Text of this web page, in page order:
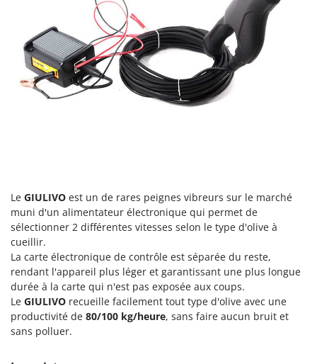
Peignes vibreurs et Secoueurs à olives
Pelles rétros pour tracteur
Perches Élagueuses
Pétrins à Spirale
Piscines
Pompes de transfert
Pompes immergées électriques
Postes à souder
Poussoirs à saucisse
Presses à pellets
Pressoirs à fruits
Fontana Forni
Forest Master
Francini
G3 Ferrari
Gierre
Ginko - MGM
Gipeco
Girmi
GRAEF
Gre
GreenBay
Le GIULIVO est un de rares peignes vibreurs sur le marché
muni d'un alimentateur électronique qui permet de
sélectionner 2 différentes vitesses selon le type d'olive à
cueillir.
La carte électronique de contrôle est séparée du reste,
rendant l'appareil plus léger et garantissant une plus longue
durée à la carte qui n'est pas exposée aux coups.
Le GIULIVO recueille facilement tout type d'olive avec une
productivité de 80/100 kg/heure, sans faire aucun bruit et
sans polluer.